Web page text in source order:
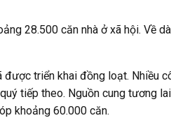
28.500 căn nhà ở xã hội. Về
triển khai đồng loạt. Nhiều
tiếp theo. Nguồn cung tương
khoảng 60.000 căn.